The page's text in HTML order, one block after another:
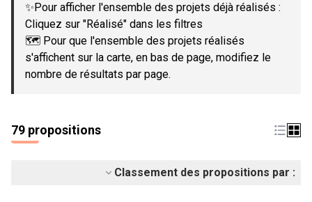
✨Pour afficher l'ensemble des projets déjà réalisés :
Cliquez sur "Réalisé" dans les filtres
🗺️ Pour que l'ensemble des projets réalisés
s'affichent sur la carte, en bas de page, modifiez le
nombre de résultats par page.
79 propositions
Classement des propositions par :